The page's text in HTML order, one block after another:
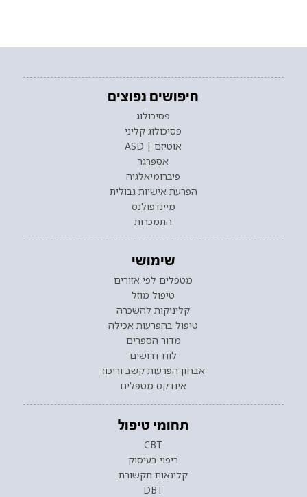
חיפושים נפוצים
פסיכולוג
פסיכולוג קליני
אוטיזם | ASD
אספרגר
פיברומיאלגיה
הפרעת אישיות גבולית
מיינדפולנס
התמכרות
שימושי
מטפלים לפי אזורים
טיפול מוזל
קליניקות להשכרה
טיפול בהפרעות אכילה
מדור הספרים
לוח דרושים
אבחון הפרעות קשב וריכוז
אינדקס מטפלים
תחומי טיפול
CBT
ריפוי בעיסוק
קלינאות תקשורת
DBT